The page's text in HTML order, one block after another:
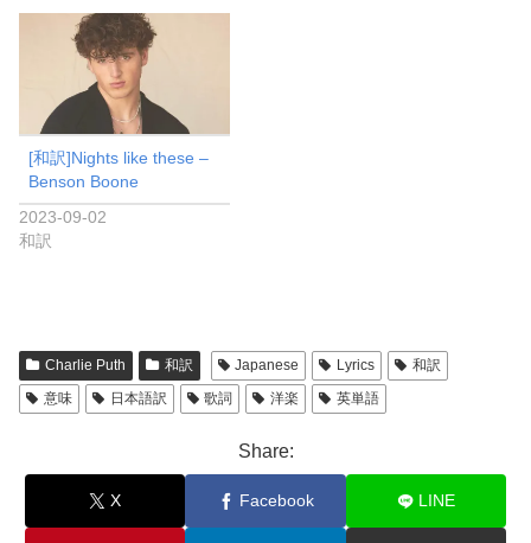
[和訳]Nights like these –
Benson Boone
2023-09-02
和訳
Charlie Puth 和訳 Japanese Lyrics
和訳
意味
日本語訳 歌詞 洋楽 英単語
Share:
X Facebook LINE